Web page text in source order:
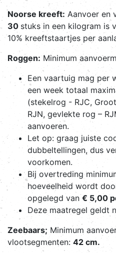
Noorse kreeft: Aanvoer en
30 stuks in een kilogram is
10% kreeftstaartjes per
Roggen: Minimum
Een vaartuig mag per
een week totaal
(stekelrog - RJC,
RJN, gevlekte rog –
aanvoeren.
Let op: graag juiste
dubbeltellingen, dus
voorkomen.
Bij overtreding
hoeveelheid wordt
opgelegd van€ 5,00
Deze maatregel geldt
Zeebaars; Minimum
vlootsegmenten: 42 cm.